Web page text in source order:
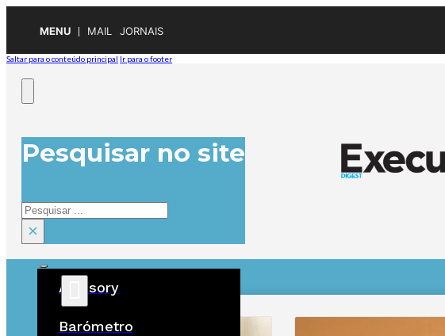
MENU MAIL JORNAIS
Saltar para o conteúdo principal Ir para o footer
Pesquisar no site
Pesquisar
×
Advisory
Barómetro
ÚLTIMAS